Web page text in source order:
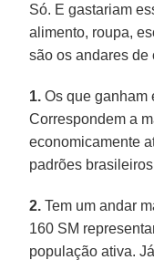
Só. E gastariam
alimento, roupa,
são os andares de
1. Os que ganham
Correspondem a
economicamente
padrões
2. Tem um andar
160 SM
população ativa.